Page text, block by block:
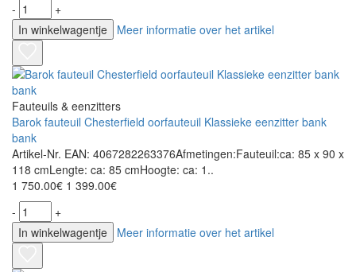
-
+
In winkelwagentje
Meer informatie over het artikel
Fauteuils & eenzitters
Barok fauteuil Chesterfield oorfauteuil Klassieke eenzitter bank
bank
Artikel-Nr. EAN: 4067282263376Afmetingen:Fauteuil:ca: 85 x 90 x
118 cmLengte: ca: 85 cmHoogte: ca: 1..
1 750.00€ 1 399.00€
-
+
In winkelwagentje
Meer informatie over het artikel